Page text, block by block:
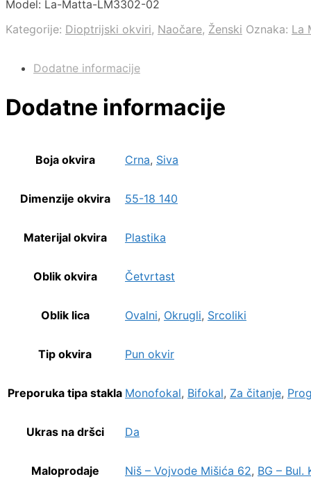
Model: La-Matta-LM3302-02
Kategorije: Dioptrijski okviri, Naočare, Ženski Oznaka: La
Dodatne informacije
Dodatne informacije
Boja okvira Crna, Siva
Dimenzije okvira 55-18 140
Materijal okvira Plastika
Oblik okvira Četvrtast
Oblik lica Ovalni, Okrugli, Srcoliki
Tip okvira Pun okvir
Preporuka tipa stakla Monofokal, Bifokal, Za čitanje,
Ukras na dršci Da
Maloprodaje Niš – Vojvode Mišića 62, BG – Bul.